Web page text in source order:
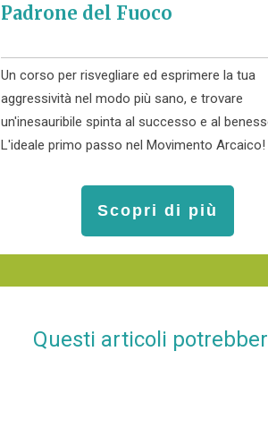
Padrone del Fuoco
Un corso per risvegliare ed esprimere la tua
aggressività nel modo più sano, e trovare
un'inesauribile spinta al successo e al
L'ideale primo passo nel Movimento Arcaico!
Scopri di più
Questi articoli